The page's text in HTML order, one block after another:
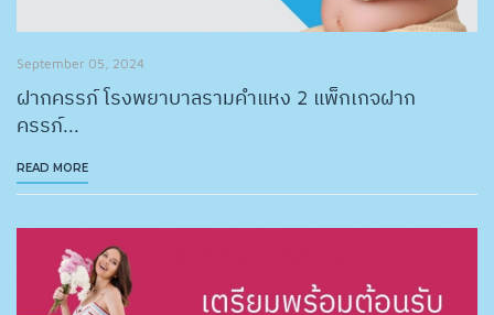
September 05, 2024
ฝากครรภ์ โรงพยาบาลรามคำแหง 2 แพ็กเกจฝาก
ครรภ์...
READ MORE